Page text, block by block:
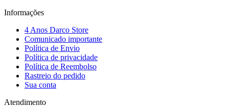
Informações
4 Anos Darco Store
Comunicado importante
Política de Envio
Política de privacidade
Política de Reembolso
Rastreio do pedido
Sua conta
Atendimento